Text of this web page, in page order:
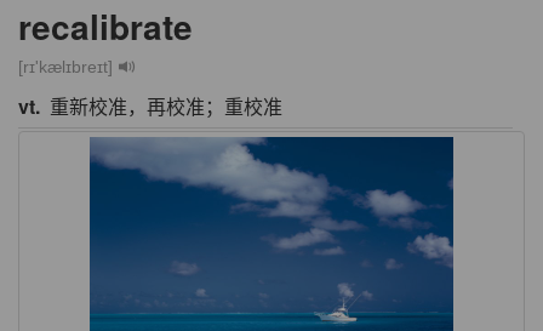
recalibrate
[rɪ'kælɪbreɪt]
vt. 重新校准，再校准；重校准